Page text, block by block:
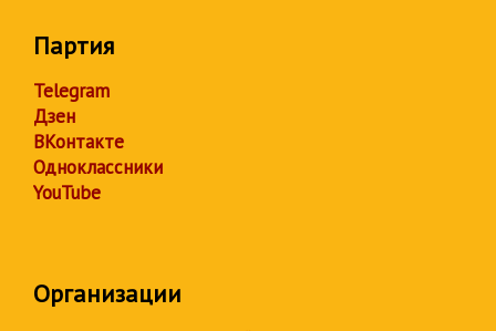
Партия
Telegram
Дзен
ВКонтакте
Одноклассники
YouTube
Организации